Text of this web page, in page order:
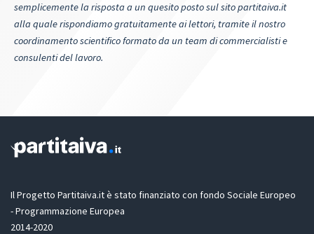
semplicemente la risposta a un quesito posto sul sito partitaiva.it
alla quale rispondiamo gratuitamente ai lettori, tramite il nostro
coordinamento scientifico formato da un team di commercialisti e
consulenti del lavoro.
Il Progetto Partitaiva.it è stato finanziato con fondo Sociale Europeo
- Programmazione Europea
2014-2020